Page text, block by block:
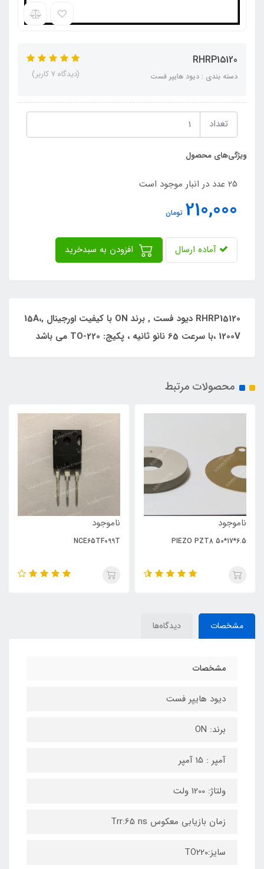
RHRP15120
دسته بندی : دیود هایپر فست (دیدگاه 7 کاربر)
تعداد
ویژگی‌های محصول
25 عدد در انبار موجود است
210,000 تومان
آماده ارسال
RHRP15120 دیود فست , برند ON با کیفیت اورجینال ,15A،
1200V ،با سرعت 65 نانو ثانیه ، پکیج: TO-220 می باشد
محصولات مرتبط
ناموجود
PIEZO PZT8 50*17*6.5
ناموجود
NCE65TF099T
مشخصات دیدگاه‌ها
مشخصات
دیود هایپر فست
برند: ON
آمپر : 15 آمپر
ولتاژ: 1200 ولت
زمان بازیابی معکوس Trr:65 ns
سایز:TO220